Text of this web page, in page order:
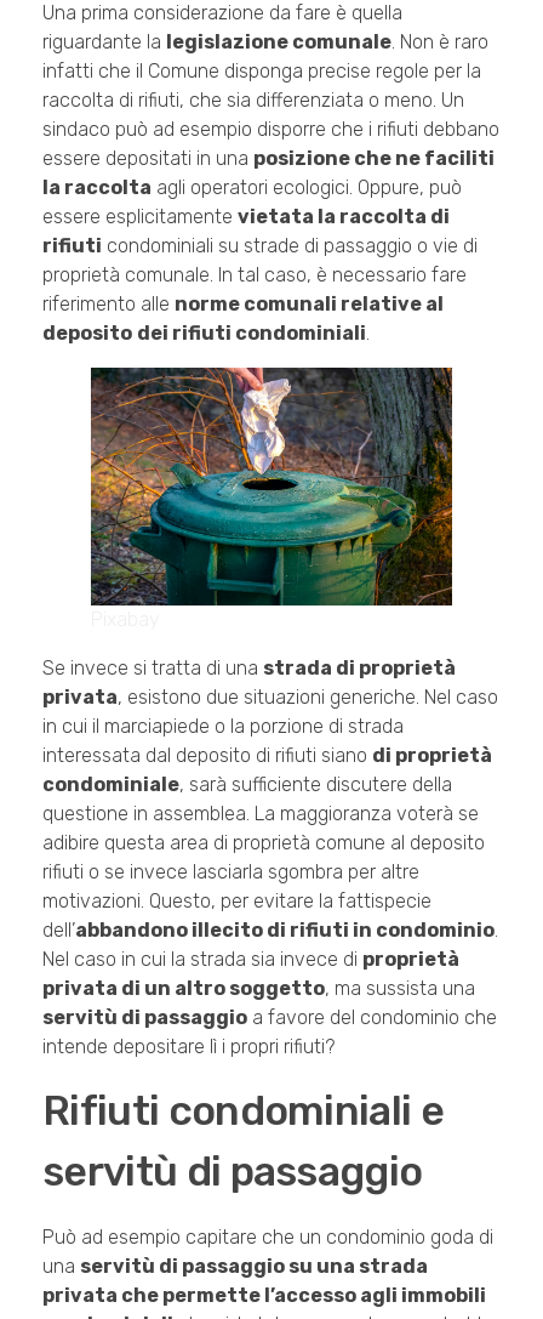
Una prima considerazione da fare è quella
riguardante la legislazione comunale. Non è raro
infatti che il Comune disponga precise regole per la
raccolta di rifiuti, che sia differenziata o meno. Un
sindaco può ad esempio disporre che i rifiuti debbano
essere depositati in una posizione che ne faciliti
la raccolta agli operatori ecologici. Oppure, può
essere esplicitamente vietata la raccolta di
rifiuti condominiali su strade di passaggio o vie di
proprietà comunale. In tal caso, è necessario fare
riferimento alle norme comunali relative al
deposito dei rifiuti condominiali.
Se invece si tratta di una strada di proprietà
privata, esistono due situazioni generiche. Nel caso
in cui il marciapiede o la porzione di strada
interessata dal deposito di rifiuti siano di proprietà
condominiale, sarà sufficiente discutere della
questione in assemblea. La maggioranza voterà se
adibire questa area di proprietà comune al deposito
rifiuti o se invece lasciarla sgombra per altre
motivazioni. Questo, per evitare la fattispecie
dell’abbandono illecito di rifiuti in condominio.
Nel caso in cui la strada sia invece di proprietà
privata di un altro soggetto, ma sussista una
servitù di passaggio a favore del condominio che
intende depositare lì i propri rifiuti?
Rifiuti condominiali e
servitù di passaggio
Può ad esempio capitare che un condominio goda di
una servitù di passaggio su una strada
privata che permette l’accesso agli immobili